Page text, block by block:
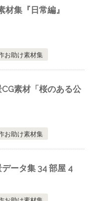
材集『日常編』
お助け素材集
素材「桜のある公
お助け素材集
ータ集 34 部屋 4